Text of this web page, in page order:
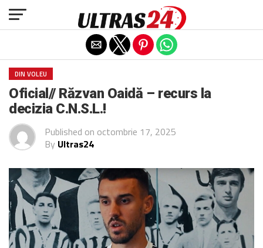
DIN VOLEU
Oficial// Răzvan Oaidă – recurs la
decizia C.N.S.L.!
Published on octombrie 17, 2025
By Ultras24
Exit mobile version